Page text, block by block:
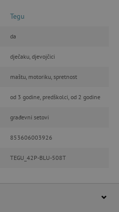
Tegu
da
dječaku, djevojčici
maštu, motoriku, spretnost
od 3 godine, predškolci, od 2 godine
građevni setovi
853606003926
TEGU_42P-BLU-508T